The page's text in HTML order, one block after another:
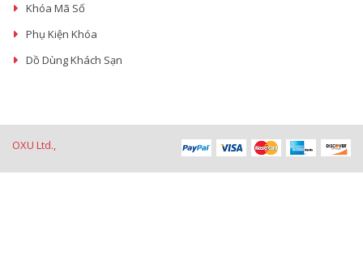
Khóa Mã Số
Phụ Kiện Khóa
Dồ Dùng Khách Sạn
OXU Ltd.,